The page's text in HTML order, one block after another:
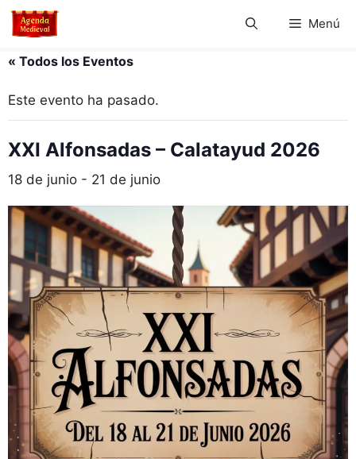
Saltar
Menú
« Todos los Eventos
Este evento ha pasado.
XXI Alfonsadas – Calatayud 2026
18 de junio - 21 de junio